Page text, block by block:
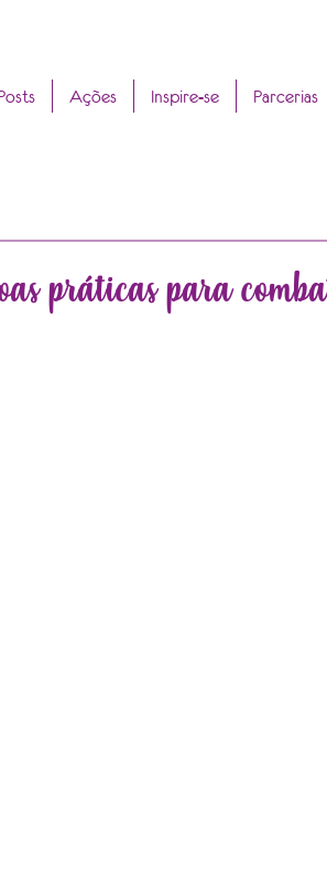
Ações Inspire-se Parcerias
práticas para